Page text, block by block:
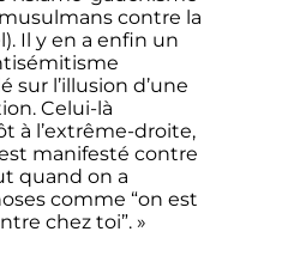
contre la
Il y en a enfin un
sur l’illusion d’une
Celui-là
à l’extrême-droite,
manifesté contre
quand on a
comme “on est
chez toi”. »